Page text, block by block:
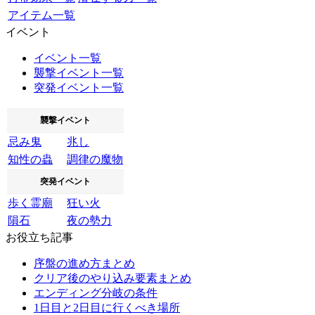
アイテム一覧
イベント
イベント一覧
襲撃イベント一覧
突発イベント一覧
襲撃イベント
忌み鬼
兆し
知性の蟲
調律の魔物
突発イベント
歩く霊廟
狂い火
隕石
夜の勢力
お役立ち記事
序盤の進め方まとめ
クリア後のやり込み要素まとめ
エンディング分岐の条件
1日目と2日目に行くべき場所